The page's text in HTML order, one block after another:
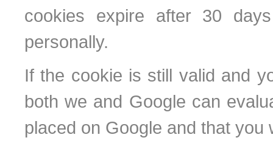
cookies expire after 30
personally.
If the cookie is still valid and
both we and Google can
placed on Google and that